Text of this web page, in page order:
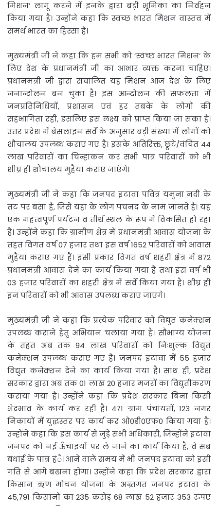
मिशन’ लागू करने में इनके द्वारा बड़ी भूमिका का निर्वहन
किया गया है। उन्होंने कहा कि स्वच्छ भारत मिशन वास्तव में
समर्थ भारत का हिस्सा है।
मुख्यमंत्री जी ने कहा कि हम सभी को ‘स्वच्छ भारत मिशन’ के
लिए देश के प्रधानमंत्री जी का आभार व्यक्त करना चाहिए।
प्रधानमंत्री जी द्वारा संचालित यह मिशन आज देश के लिए
जनान्दोलन बन चुका है। इस आन्दोलन की सफलता में
जनप्रतिनिधियों, प्रशासन एवं हर तबके के लोगों की
सहभागिता रही, इसलिए इस लक्ष्य को प्राप्त किया जा सका है।
उत्तर प्रदेश में बेसलाइन सर्वे के अनुसार बड़ी संख्या में लोगों को
शौचालय उपलब्ध कराए गए हैं। इसके अतिरिक्त, छूटे/वंचित 44
लाख परिवारों का चिन्हांकन कर सभी पात्र परिवारों को भी
शीघ्र ही शौचालय मुहैया कराए जाएंगे।
मुख्यमंत्री जी ने कहा कि जनपद इटावा पवित्र यमुना नदी के
तट पर बसा है, जिसे यहां के लोग पचनद के नाम जानते हैं। यह
एक महत्वपूर्ण पर्यटन व तीर्थ स्थल के रूप में विकसित हो रहा
है। उन्होंने कहा कि ग्रामीण क्षेत्र में प्रधानमंत्री आवास योजना के
तहत विगत वर्ष 07 हजार तथा इस वर्ष 1652 परिवारों को आवास
मुहैया कराए गए हैं। इसी प्रकार विगत वर्ष शहरी क्षेत्र में 872
प्रधानमंत्री आवास देने का कार्य किया गया है तथा इस वर्ष भी
03 हजार परिवारों का शहरी क्षेत्र में सर्वे किया गया है। शीघ्र ही
इन परिवारों को भी आवास उपलब्ध कराए जाएंगे।
मुख्यमंत्री जी ने कहा कि प्रत्येक परिवार को विद्युत कनेक्शन
उपलब्ध कराने हेतु अभियान चलाया गया है। सौभाग्य योजना
के तहत अब तक 94 लाख परिवारों को निःशुल्क विद्युत
कनेक्शन उपलब्ध कराए गए हैं। जनपद इटावा में 55 हजार
विद्युत कनेक्शन देने का कार्य किया गया है। साथ ही, प्रदेश
सरकार द्वारा अब तक 01 लाख 20 हजार मजरों का विद्युतीकरण
कराया गया है। उन्होंने कहा कि प्रदेश सरकार बिना किसी
भेदभाव के कार्य कर रही है। 471 ग्राम पंचायतों, 123 नगर
निकायों में युद्धस्तर पर कार्य कर ओ0डी0एफ0 किया गया है।
उन्होंने कहा कि इस कार्य से जुड़े सभी अधिकारी, जिन्होंने इटावा
जनपद को नई ऊँचाइयों पर ले जाने का कार्य किया है, वे सब
बधाई के पात्र हंै। आने वाले समय में भी जनपद इटावा को इसी
गति से आगे बढ़ाना होगा। उन्होंने कहा कि प्रदेश सरकार द्वारा
किसान ऋण मोचन योजना के अन्र्तगत जनपद इटावा के
45,791 किसानों का 235 करोड़ 68 लाख 52 हजार 353 रुपए